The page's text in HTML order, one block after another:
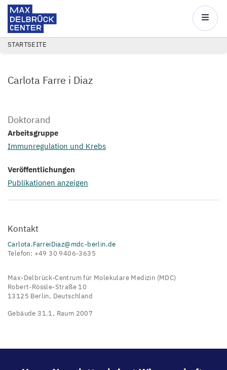
Direkt
Center
Main
PFADNAVIGATION
STARTSEITE
Carlota Farre i Diaz
Doktorand
Arbeitsgruppe
Immunregulation und Krebs
Veröffentlichungen
Publikationen anzeigen
Kontakt
Carlota.FarreiDiaz@mdc-berlin.de
Telefon: +49 30 9406-3635
Max-Delbrück-Centrum für Molekulare Medizin (MDC)
Robert-Rössle-Straße 10
13125 Berlin, Deutschland
Gebäude 31.1, Raum 2007